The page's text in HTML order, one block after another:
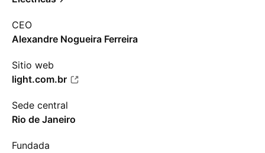
CEO
Alexandre Nogueira Ferreira
Sitio web
light.com.br
Sede central
Rio de Janeiro
Fundada